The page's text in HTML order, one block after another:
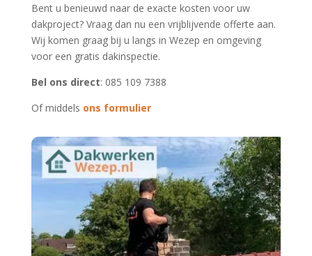
Bent u benieuwd naar de exacte kosten voor uw
dakproject? Vraag dan nu een vrijblijvende offerte aan.
Wij komen graag bij u langs in Wezep en omgeving
voor een gratis dakinspectie.
Bel ons direct: 085 109 7388
Of middels ons formulier